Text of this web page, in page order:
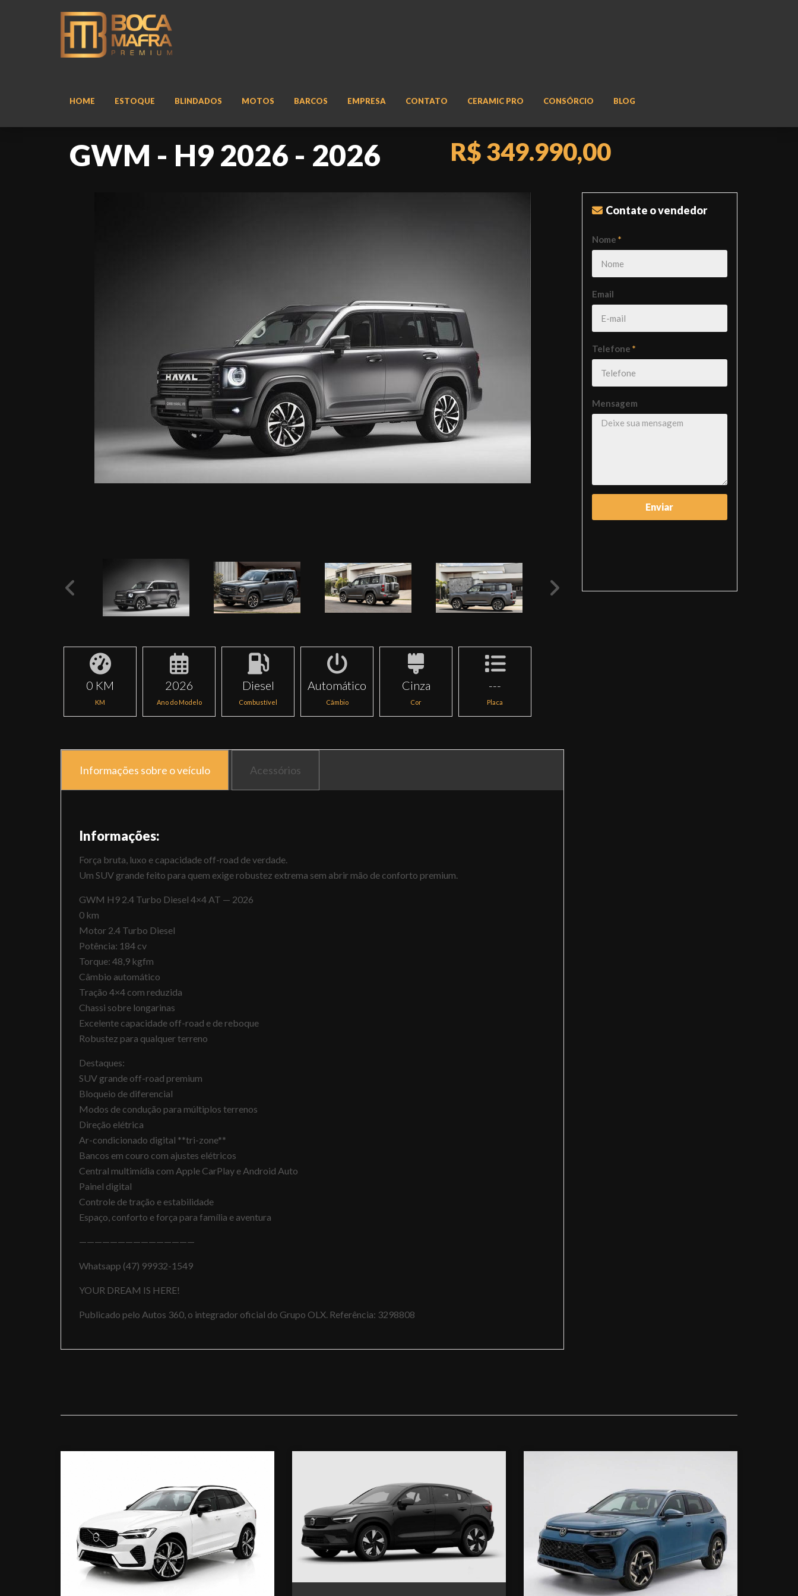
HOME ESTOQUE BLINDADOS MOTOS BARCOS EMPRESA CONTATO CERAMIC PRO CONSÓRCIO BLOG
GWM - H9 2026 - 2026 R$ 349.990,00
0 KM
KM
2026
Ano do Modelo
Diesel
Combustível
Automático
Câmbio
Cinza
Cor
---
Placa
Informações sobre o veículo Acessórios
Informações:
Força bruta, luxo e capacidade off-road de verdade.
Um SUV grande feito para quem exige robustez extrema sem abrir mão de conforto premium.
GWM H9 2.4 Turbo Diesel 4×4 AT — 2026
0 km
Motor 2.4 Turbo Diesel
Potência: 184 cv
Torque: 48,9 kgfm
Câmbio automático
Tração 4×4 com reduzida
Chassi sobre longarinas
Excelente capacidade off-road e de reboque
Robustez para qualquer terreno
Destaques:
SUV grande off-road premium
Bloqueio de diferencial
Modos de condução para múltiplos terrenos
Direção elétrica
Ar-condicionado digital **tri-zone**
Bancos em couro com ajustes elétricos
Central multimídia com Apple CarPlay e Android Auto
Painel digital
Controle de tração e estabilidade
Espaço, conforto e força para família e aventura
———————————————
Whatsapp (47) 99932-1549
YOUR DREAM IS HERE!
Publicado pelo Autos 360, o integrador oficial do Grupo OLX. Referência: 3298808
Contate o vendedor
Nome *
Email
Telefone *
Mensagem